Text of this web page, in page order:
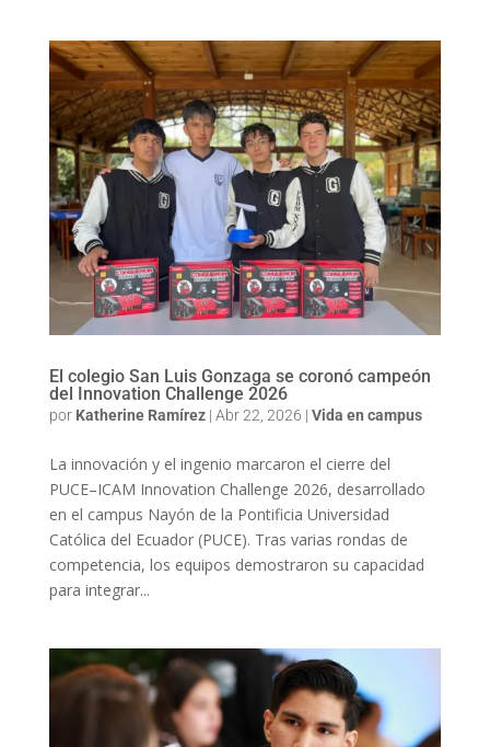
El colegio San Luis Gonzaga se coronó campeón
del Innovation Challenge 2026
por Katherine Ramírez| Abr 22, 2026 | Vida en campus
La innovación y el ingenio marcaron el cierre del
PUCE–ICAM Innovation Challenge 2026, desarrollado
en el campus Nayón de la Pontificia Universidad
Católica del Ecuador (PUCE). Tras varias rondas de
competencia, los equipos demostraron su capacidad
para integrar...